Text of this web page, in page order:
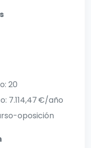
20
7.114,47 €/año
oposición